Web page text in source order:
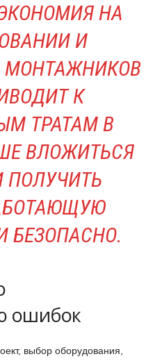
НА
И
К
ТРАТАМ В
ВЛОЖИТЬСЯ
ПОЛУЧИТЬ
БЕЗОПАСНО.
ошибок
выбор оборудования,